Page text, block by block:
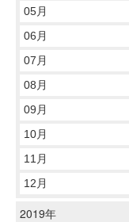
05月
06月
07月
08月
09月
10月
11月
12月
2019年